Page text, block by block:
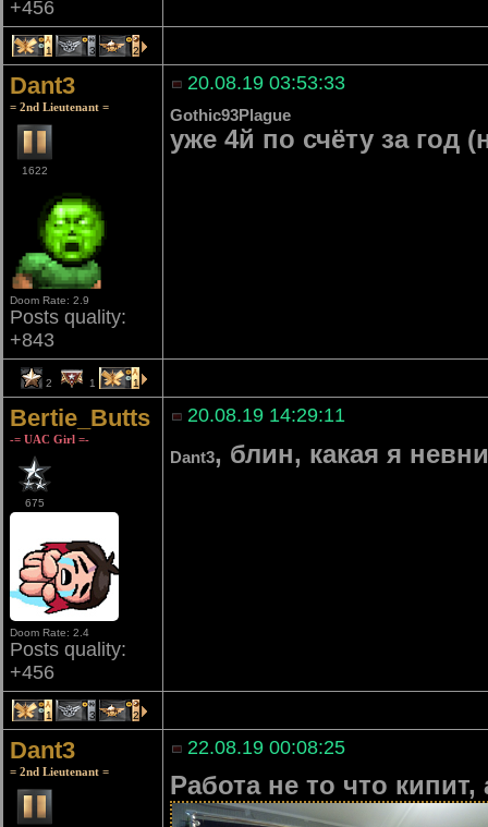
+456
1 3 2
Dant3
= 2nd Lieutenant =
1622
Doom Rate: 2.9
Posts quality:
+843
20.08.19 03:53:33
Gothic93Plague
уже 4й по счёту за год
2 1 1
Bertie_Butts
-= UAC Girl =-
675
Doom Rate: 2.4
Posts quality:
+456
20.08.19 14:29:11
Dant3, блин, какая я
1 3 2
Dant3
= 2nd Lieutenant =
22.08.19 00:08:25
Работа не то что